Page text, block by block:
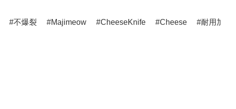
不爆裂 Majimeow CheeseKnife Cheese 耐用加工